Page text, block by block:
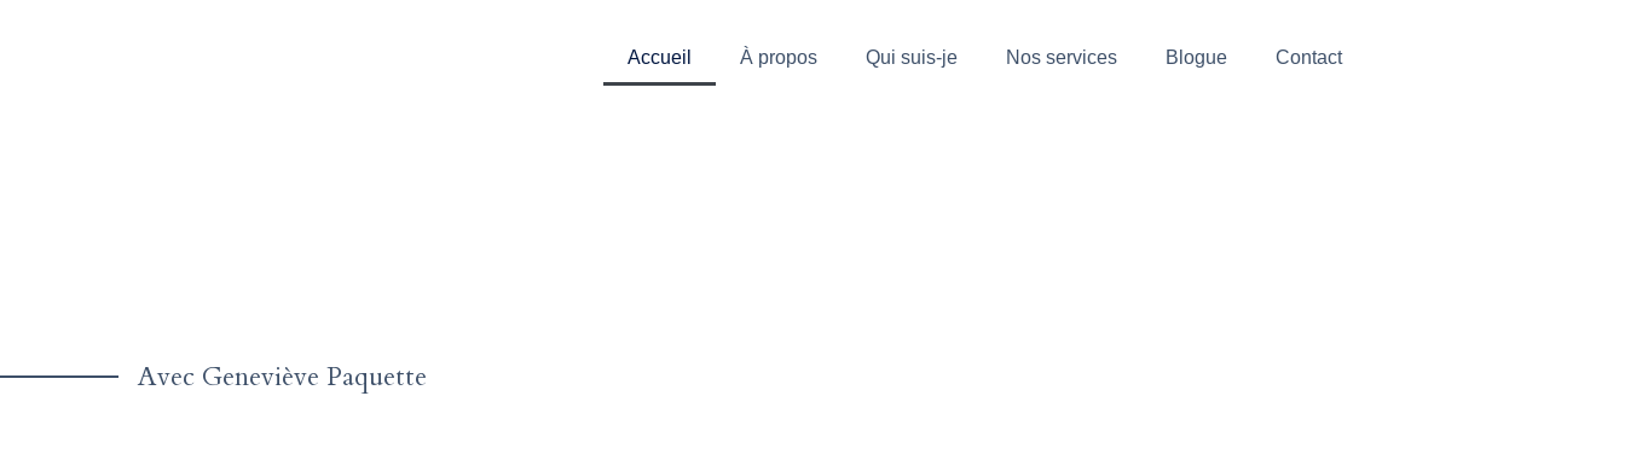
Accueil À propos Qui suis-je Nos services Blogue Contact
Avec Geneviève Paquette